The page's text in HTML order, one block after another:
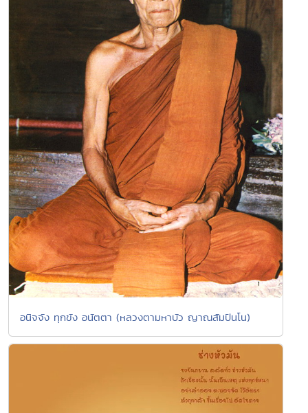
อนิจจัง ทุกขัง อนัตตา (หลวงตามหาบัว ญาณสัมปันโน)